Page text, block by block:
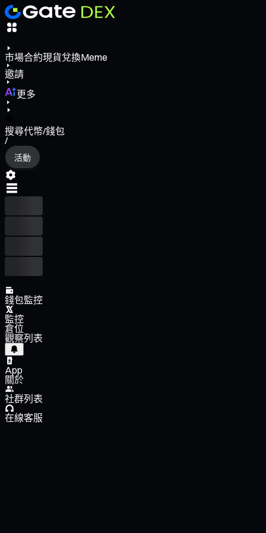
市場合約現貨兌換Meme
邀請
更多
搜尋代幣/錢包
/
活動
錢包監控
監控
倉位
觀察列表
App
關於
社群列表
在線客服